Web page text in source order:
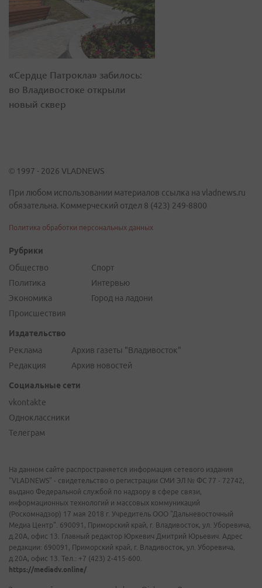
«Сердце Патрокла» забилось:
во Владивостоке открыли
новый сквер
© 1997 - 2026 VLADNEWS
При любом использовании материалов ссылка на vladnews.ru
обязательна. Коммерческий отдел 8 (423) 249-8800
Политика обработки персональных данных
Рубрики
Общество
Политика
Экономика
Происшествия
Спорт
Интервью
Город на ладони
Издательство
Реклама
Редакция
Архив газеты "Владивосток"
Архив новостей
Социальные сети
vkontakte
Одноклассники
Телеграм
На данном сайте распространяется информация сетевого издания
"VLADNEWS" - свидетельство о регистрации СМИ ЭЛ № ФС 77 - 72742,
выдано Федеральной службой по надзору в сфере связи,
информационных технологий и массовых коммуникаций
(Роскомнадзор) 17 мая 2018 г. Учредитель ООО "Дальневосточный
Медиа Центр". 690091, Приморский край, г. Владивосток, ул. Уборевича,
д.20А, офис 13. Главный редактор Юркевич Дмитрий Юрьевич. Адрес
редакции: 690091, Приморский край, г. Владивосток, ул. Уборевича,
д.20А, офис 13. Тел.: +7 (423) 2-415-600.
https://mediadv.online/